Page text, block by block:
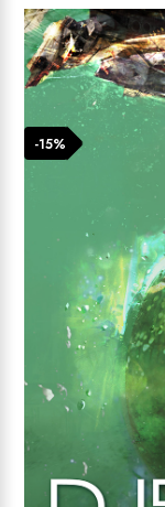
-15%